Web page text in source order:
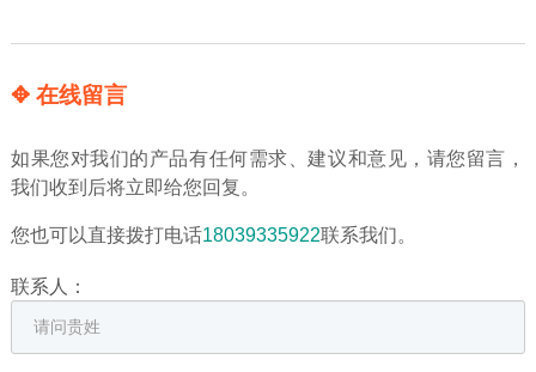
✥ 在线留言
如果您对我们的产品有任何需求、建议和意见，请您留言，
我们收到后将立即给您回复。
您也可以直接拨打电话18039335922联系我们。
联系人：